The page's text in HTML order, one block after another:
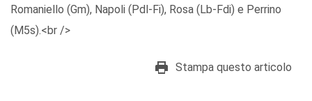
Romaniello (Gm), Napoli (Pdl-Fi), Rosa (Lb-Fdi) e Perrino
(M5s).<br />
Stampa questo articolo